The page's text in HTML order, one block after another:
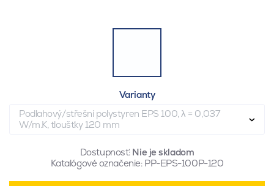
Varianty
Podlahový/střešní polystyren EPS 100, λ = 0,037
W/m.K, tloušťky 120 mm
Dostupnosť: Nie je skladom
Katalógové označenie: PP-EPS-100P-120